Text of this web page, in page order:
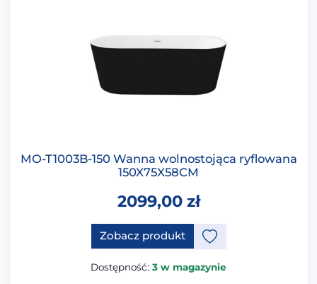
MO-T1003B-150 Wanna wolnostojąca ryflowana
150X75X58CM
2099,00 zł
Zobacz produkt
Dostępność: 3 w magazynie